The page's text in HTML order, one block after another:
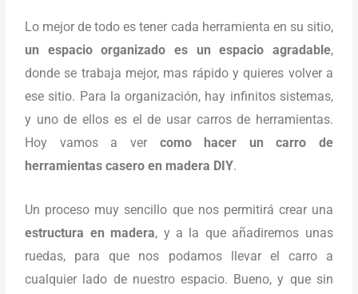
Lo mejor de todo es tener cada herramienta en su sitio,
un espacio organizado es un espacio agradable,
donde se trabaja mejor, mas rápido y quieres volver a
ese sitio. Para la organización, hay infinitos sistemas,
y uno de ellos es el de usar carros de herramientas.
Hoy vamos a ver como hacer un carro de
herramientas casero en madera DIY.
Un proceso muy sencillo que nos permitirá crear una
estructura en madera, y a la que añadiremos unas
ruedas, para que nos podamos llevar el carro a
cualquier lado de nuestro espacio. Bueno, y que sin